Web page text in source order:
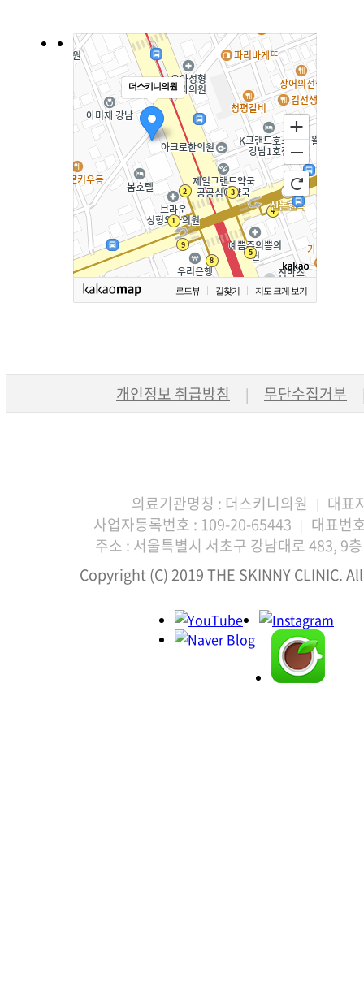
더스키니의원
로드뷰 길찾기 지도 크게 보기
개인정보 취급방침 | 무단수집거부
의료기관명칭 : 더스키니의원 |
대표
사업자등록번호 : 109-20-65443 |
대표번
주소 : 서울특별시 서초구 강남대로 483, 9
Copyright (C) 2019 THE SKINNY CLINIC.